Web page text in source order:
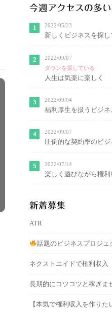
今週アクセスの多
2022/05/23
新しくビジネスを探し
2022/09/07
ダウンを探している
人生は気楽に楽しく
2022/09/04
福利厚生を扱うビジネ
2022/09/07
圧倒的な契約率のビジ
2022/07/14
楽しく遊びながら権利
新着募集
ATR
話題のビジネスプロジェ
ネクストエイドで権利収入
長期的にコツコツと稼ぎま
【本気で権利収入を作りた